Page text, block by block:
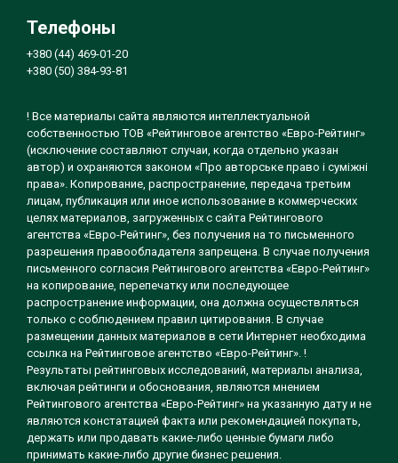
Телефоны
+380 (44) 469-01-20
+380 (50) 384-93-81
! Все материалы сайта являются интеллектуальной
собственностью ТОВ «Рейтинговое агентство «Евро-Рейтинг»
(исключение составляют случаи, когда отдельно указан
автор) и охраняются законом «Про авторське право і суміжні
права». Копирование, распространение, передача третьим
лицам, публикация или иное использование в коммерческих
целях материалов, загруженных с сайта Рейтингового
агентства «Евро-Рейтинг», без получения на то письменного
разрешения правообладателя запрещена. В случае получения
письменного согласия Рейтингового агентства «Евро-Рейтинг»
на копирование, перепечатку или последующее
распространение информации, она должна осуществляться
только с соблюдением правил цитирования. В случае
размещении данных материалов в сети Интернет необходима
ссылка на Рейтинговое агентство «Евро-Рейтинг». !
Результаты рейтинговых исследований, материалы анализа,
включая рейтинги и обоснования, являются мнением
Рейтингового агентства «Евро-Рейтинг» на указанную дату и не
являются констатацией факта или рекомендацией покупать,
держать или продавать какие-либо ценные бумаги либо
принимать какие-либо другие бизнес решения.